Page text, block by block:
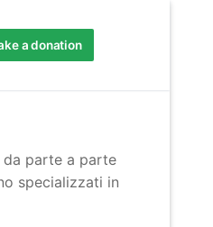
a donation
parte a parte
specializzati in